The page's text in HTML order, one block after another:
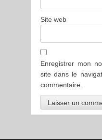
Site web
Enregistrer mon
site dans le
commentaire.